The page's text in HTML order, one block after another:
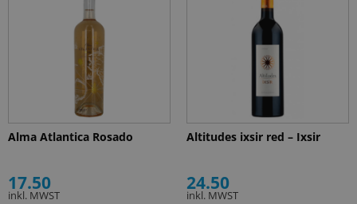
Alma Atlantica Rosado
17.50
inkl. MWST
Altitudes ixsir red – Ixsir
24.50
inkl. MWST